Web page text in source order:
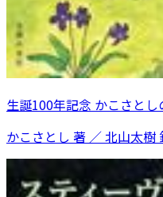
生誕100年記念 かこさとし
かこさとし 著 ／ 北山太樹